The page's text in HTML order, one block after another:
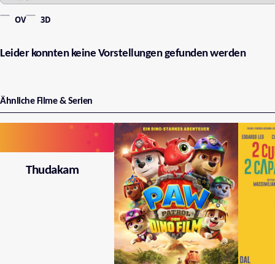
OV 3D
Leider konnten keine Vorstellungen gefunden werden
Ähnliche Filme & Serien
Thudakam